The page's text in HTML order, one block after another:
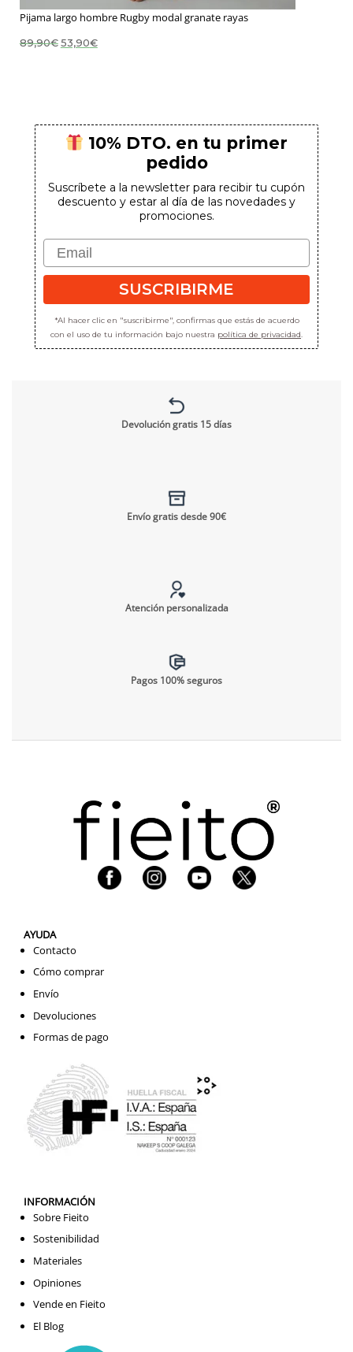
Pijama largo hombre Rugby modal granate rayas
89,90€ El
precio
53,90€El
precio
10% DTO. en tu primer
pedido
Suscríbete a la newsletter para recibir tu cupón
descuento y estar al día de las novedades y
promociones.
Email
SUSCRIBIRME
*Al hacer clic en "suscribirme", confirmas que estás de acuerdo
con el uso de tu información bajo nuestra política de privacidad.
Devolución gratis 15 días
Envío gratis desde 90€
Atención personalizada
Pagos 100% seguros
AYUDA
Contacto
Cómo comprar
Envío
Devoluciones
Formas de pago
INFORMACIÓN
Sobre Fieito
Sostenibilidad
Materiales
Opiniones
Vende en Fieito
El Blog